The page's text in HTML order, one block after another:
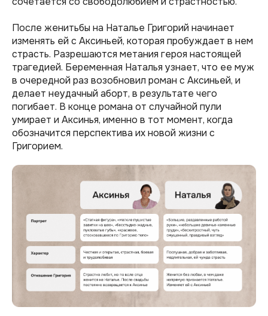
После женитьбы на Наталье Григорий начинает
изменять ей с Аксиньей, которая пробуждает в нем
страсть. Разрешаются метания героя настоящей
трагедией. Беременная Наталья узнает, что ее муж
в очередной раз возобновил роман с Аксиньей, и
делает неудачный аборт, в результате чего
погибает. В конце романа от случайной пули
умирает и Аксинья, именно в тот момент, когда
обозначится перспектива их новой жизни с
Григорием.